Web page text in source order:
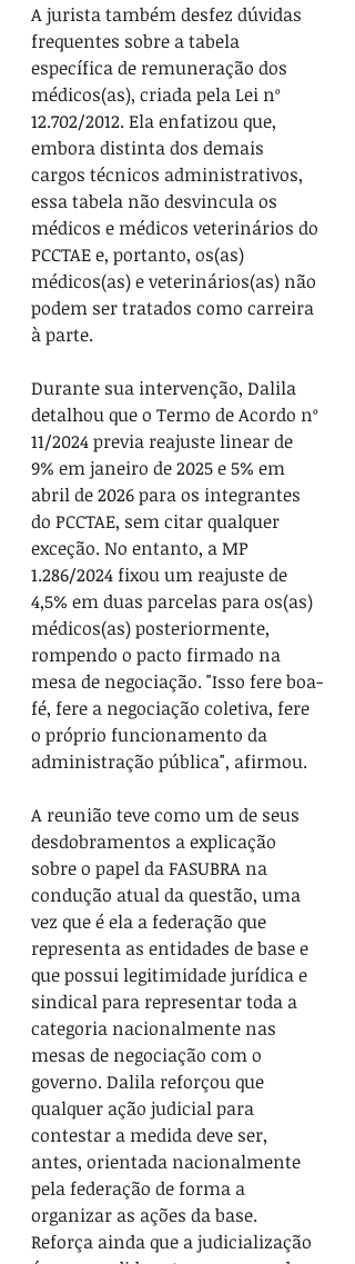
A jurista também desfez dúvidas
frequentes sobre a tabela
específica de remuneração dos
médicos(as), criada pela Lei nº
12.702/2012. Ela enfatizou que,
embora distinta dos demais
cargos técnicos administrativos,
essa tabela não desvincula os
médicos e médicos veterinários do
PCCTAE e, portanto, os(as)
médicos(as) e veterinários(as) não
podem ser tratados como carreira
à parte.
Durante sua intervenção, Dalila
detalhou que o Termo de Acordo nº
11/2024 previa reajuste linear de
9% em janeiro de 2025 e 5% em
abril de 2026 para os integrantes
do PCCTAE, sem citar qualquer
exceção. No entanto, a MP
1.286/2024 fixou um reajuste de
4,5% em duas parcelas para os(as)
médicos(as) posteriormente,
rompendo o pacto firmado na
mesa de negociação. "Isso fere boa-
fé, fere a negociação coletiva, fere
o próprio funcionamento da
administração pública", afirmou.
A reunião teve como um de seus
desdobramentos a explicação
sobre o papel da FASUBRA na
condução atual da questão, uma
vez que é ela a federação que
representa as entidades de base e
que possui legitimidade jurídica e
sindical para representar toda a
categoria nacionalmente nas
mesas de negociação com o
governo. Dalila reforçou que
qualquer ação judicial para
contestar a medida deve ser,
antes, orientada nacionalmente
pela federação de forma a
organizar as ações da base.
Reforça ainda que a judicialização